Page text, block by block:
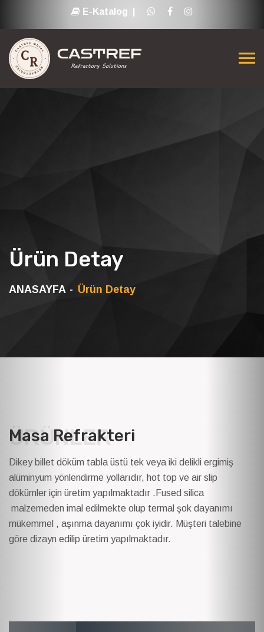
E-Katalog |
Ürün Detay
ANASAYFA Ürün Detay
ÜRÜNLER
Masa Refrakteri
Dikey billet döküm tabla üstü tek veya iki delikli ergimiş
alüminyum yönlendirme yollarıdır, hot top ve air slip
dökümler için üretim yapılmaktadır .Fused silica
malzemeden imal edilmekte olup termal şok dayanımı
mükemmel , aşınma dayanımı çok iyidir. Müşteri talebine
göre dizayn edilip üretim yapılmaktadır.